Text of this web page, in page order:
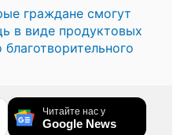
граждане смогут
в виде продуктовых
Читайте нас у
Google News